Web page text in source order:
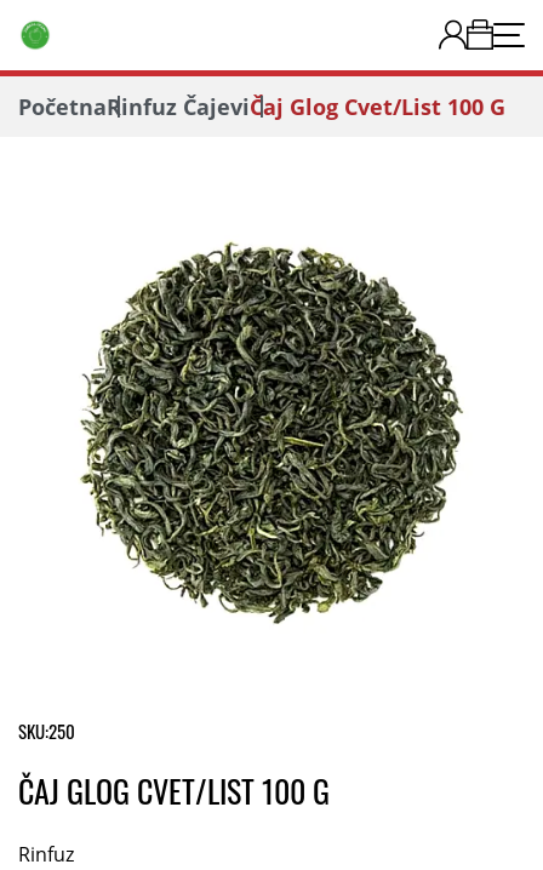
PočetnaRinfuz ČajeviČaj Glog Cvet/list 100 G
SKU:250
ČAJ GLOG CVET/LIST 100 G
Rinfuz